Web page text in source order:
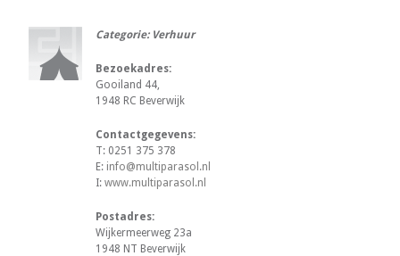
Categorie: Verhuur
Bezoekadres:
Gooiland 44,
1948 RC Beverwijk
Contactgegevens:
T: 0251 375 378
E: info@multiparasol.nl
I: www.multiparasol.nl
Postadres:
Wijkermeerweg 23a
1948 NT Beverwijk